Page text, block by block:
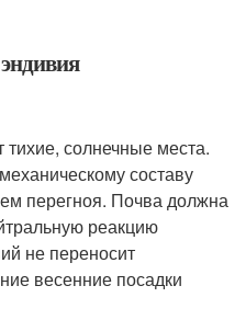
солнечные места.
составу
перегноя. Почва должна
реакцию
не переносит
весенние посадки